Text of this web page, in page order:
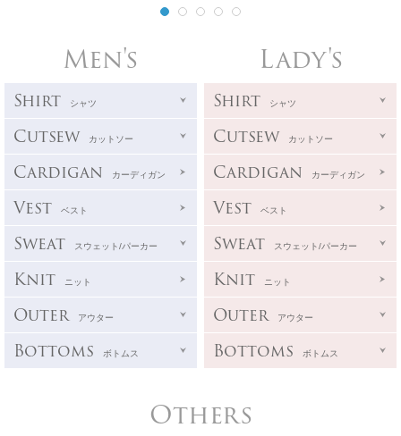
Men's
Shirt シャツ
Cutsew カットソー
Cardigan カーディガン
Vest ベスト
Sweat スウェット/パーカー
Knit ニット
Outer アウター
Bottoms ボトムス
Lady's
Shirt シャツ
Cutsew カットソー
Cardigan カーディガン
Vest ベスト
Sweat スウェット/パーカー
Knit ニット
Outer アウター
Bottoms ボトムス
Others